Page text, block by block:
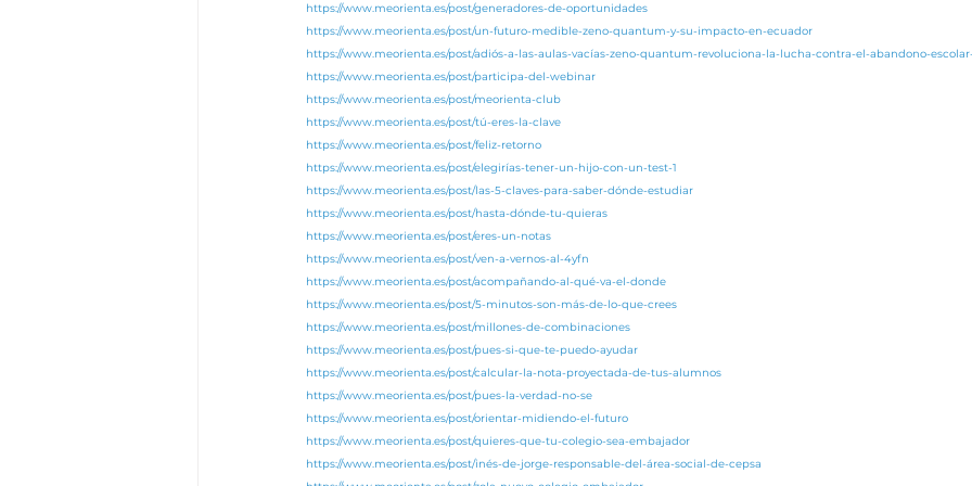
https://www.meorienta.es/post/generadores-de-oportunidades
https://www.meorienta.es/post/un-futuro-medible-zeno-quantum-y-su-impacto-en-ecuador
https://www.meorienta.es/post/adiós-a-las-aulas-vacías-zeno-quantum-revoluciona-la-lucha-contra-el-abandono-
https://www.meorienta.es/post/participa-del-webinar
https://www.meorienta.es/post/meorienta-club
https://www.meorienta.es/post/tú-eres-la-clave
https://www.meorienta.es/post/feliz-retorno
https://www.meorienta.es/post/elegirías-tener-un-hijo-con-un-test-1
https://www.meorienta.es/post/las-5-claves-para-saber-dónde-estudiar
https://www.meorienta.es/post/hasta-dónde-tu-quieras
https://www.meorienta.es/post/eres-un-notas
https://www.meorienta.es/post/ven-a-vernos-al-4yfn
https://www.meorienta.es/post/acompañando-al-qué-va-el-donde
https://www.meorienta.es/post/5-minutos-son-más-de-lo-que-crees
https://www.meorienta.es/post/millones-de-combinaciones
https://www.meorienta.es/post/pues-si-que-te-puedo-ayudar
https://www.meorienta.es/post/calcular-la-nota-proyectada-de-tus-alumnos
https://www.meorienta.es/post/pues-la-verdad-no-se
https://www.meorienta.es/post/orientar-midiendo-el-futuro
https://www.meorienta.es/post/quieres-que-tu-colegio-sea-embajador
https://www.meorienta.es/post/inés-de-jorge-responsable-del-área-social-de-cepsa